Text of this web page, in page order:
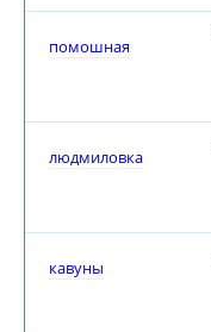
помошная
людмиловка
кавуны